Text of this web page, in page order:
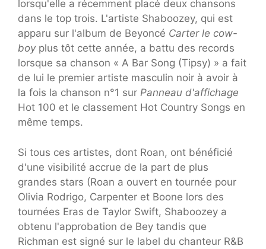
lorsqu'elle a récemment placé deux chansons
dans le top trois. L'artiste Shaboozey, qui est
apparu sur l'album de Beyoncé Carter le cow-
boyplus tôt cette année, a battu des records
lorsque sa chanson « A Bar Song (Tipsy) » a fait
de lui le premier artiste masculin noir à avoir à
la fois la chanson n°1 sur Panneau d'affichage
Hot 100 et le classement Hot Country Songs en
même temps.
Si tous ces artistes, dont Roan, ont bénéficié
d'une visibilité accrue de la part de plus
grandes stars (Roan a ouvert en tournée pour
Olivia Rodrigo, Carpenter et Boone lors des
tournées Eras de Taylor Swift, Shaboozey a
obtenu l'approbation de Bey tandis que
Richman est signé sur le label du chanteur R&B